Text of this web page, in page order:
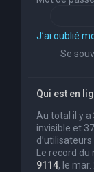
J’ai oublié
Se
Qui est en
Au total il y a
invisible et
Le record du
9114, le